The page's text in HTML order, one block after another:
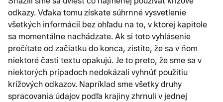
odkazy. Vďaka tomu získate súhrnné vysvetlenie
všetkých informácií bez ohľadu na to, v ktorej kapitole
sa momentálne nachádzate. Ak si toto vyhlásenie
prečítate od začiatku do konca, zistíte, že sa v ňom
niektoré časti textu opakujú. Je to preto, že sme sa v
niektorých prípadoch nedokázali vyhnúť použitiu
krížových odkazov. Napríklad sme všetky druhy
spracovania údajov podľa krajiny zhrnuli v jednej